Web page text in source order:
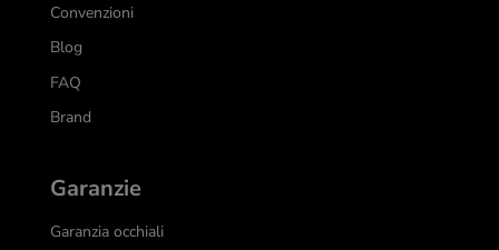
Convenzioni
Blog
FAQ
Brand
Garanzie
Garanzia occhiali